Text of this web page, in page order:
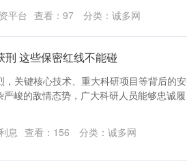
平台 查看： 97 分类： 诚多网
刑 这些保密红线不能碰
关键核心技术、重大科研项目等背后的安
峻的敌情态势，广大科研人员能够忠诚履
息 查看： 156 分类： 诚多网